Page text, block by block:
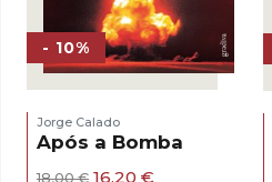
- 10%
Jorge Calado
Após a Bomba
18,00€ O
16,20 €